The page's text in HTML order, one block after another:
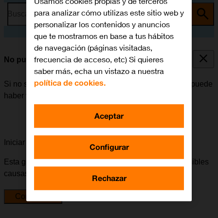
Busca por problema o tema
No puedo utilizar la función de Wi-Fi
Si no se puede utilizar la función de Wi-Fi en el móvil, puede
haber varias causas posibles al problema.
Iniciar la guía para solucionar tu problema
Esta guía te va a conducir a través de una serie de posibles
causas y soluciones al problema.
Comenzar
para analizar cómo utilizas este sitio web y
personalizar los contenidos y anuncios
que te mostramos en base a tus hábitos
de navegación (páginas visitadas,
frecuencia de acceso, etc) Si quieres
saber más, echa un vistazo a nuestra
política de cookies.
Configurar
Rechazar
Aceptar